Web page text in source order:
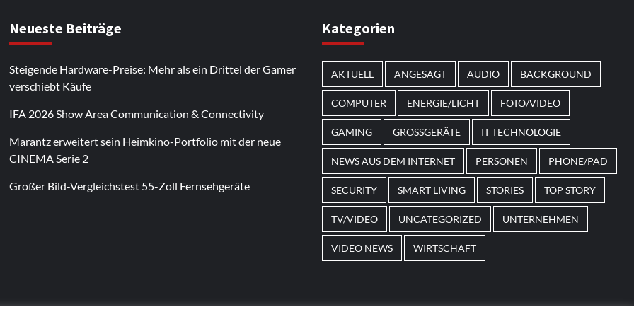
Neueste Beiträge
Steigende Hardware-Preise: Mehr als ein Drittel der Gamer
verschiebt Käufe
IFA 2026 Show Area Communication & Connectivity
Marantz erweitert sein Heimkino-Portfolio mit der neue
CINEMA Serie 2
Großer Bild-Vergleichstest 55-Zoll Fernsehgeräte
Kategorien
AKTUELL ANGESAGT AUDIO BACKGROUND
COMPUTER ENERGIE/LICHT FOTO/VIDEO
GAMING GROSSGERÄTE IT TECHNOLOGIE
NEWS AUS DEM INTERNET PERSONEN PHONE/PAD
SECURITY SMART LIVING STORIES TOP STORY
TV/VIDEO UNCATEGORIZED UNTERNEHMEN
VIDEO NEWS WIRTSCHAFT